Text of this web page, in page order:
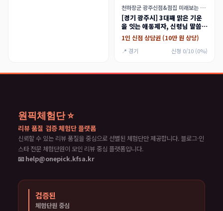
천하장군 광주신점&점집 미래보는 애동제자
[경기 광주시] 3대째 맑은 기운
을 잇는 애동제자, 신령님 말씀만
전하는 천하장군 신점 체험단
1인 신점 상담권 (10만 원 상당)
📍 경기 신청 0/10 (0%)
원픽체험단 ⭐
리뷰 품질 검증 체험단 플랫폼
신뢰할 수 있는 리뷰 품질을 중심으로 선별된 체험단만 제공합니다. 블로그·인
스타 전문 체험단원이 모인 리뷰 중심 플랫폼입니다.
📧 help@onepick.kfsa.kr
검증된
체험단원 중심